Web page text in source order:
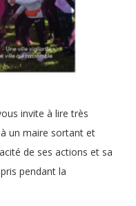
invite à lire très
un maire sortant et
de ses actions et sa
pendant la